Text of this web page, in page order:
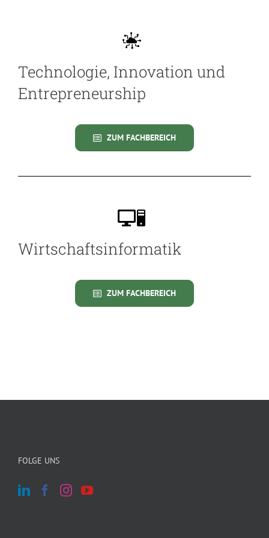
Technologie, Innovation und
Entrepreneurship
ZUM FACHBEREICH
Wirtschaftsinformatik
ZUM FACHBEREICH
FOLGE UNS